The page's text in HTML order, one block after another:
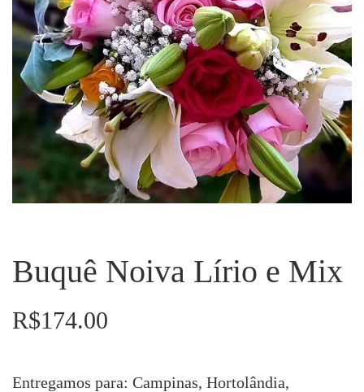
Buquê Noiva Lírio e Mix
R$174.00
Entregamos para: Campinas, Hortolândia,